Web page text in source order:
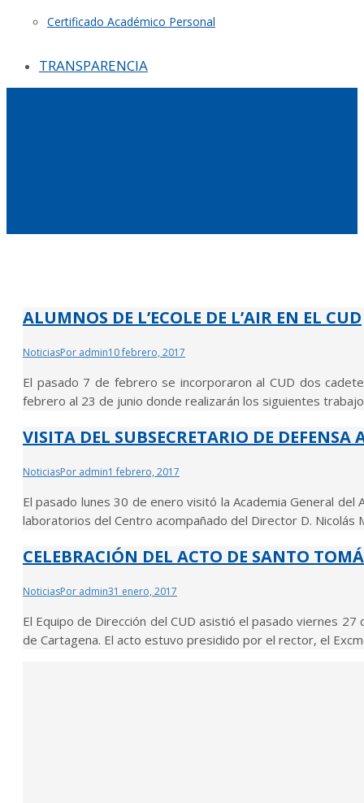
Certificado Académico Personal
TRANSPARENCIA
ALUMNOS DE L’ECOLE DE L’AIR EN EL CUD
NoticiasPor admin10 febrero, 2017
El pasado 7 de febrero se incorporaron al CUD dos
febrero al 23 de junio donde realizarán los siguientes
VISITA DEL SUBSECRETARIO DE DEFENSA
NoticiasPor admin1 febrero, 2017
El pasado lunes 30 de enero visitó la Academia General
laboratorios del Centro acompañado del Director D. Nicolás
CELEBRACIÓN DEL ACTO DE SANTO
NoticiasPor admin31 enero, 2017
El Equipo de Dirección del CUD asistió el pasado viernes
de Cartagena. El acto estuvo presidido por el rector, el